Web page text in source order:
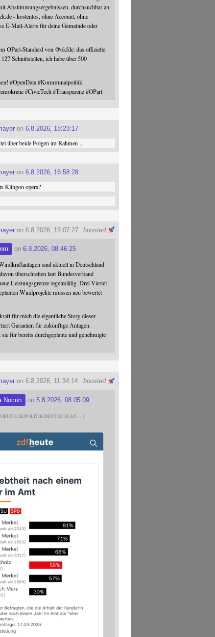
Abstimmungsergebnissen, durchsuchbar an
- kostenlos, ohne Account, ohne
E-Mail-Alerts für deine Gemeinde oder
OParl-Standard von @okfde: das offizielle
Schnittstellen, ich habe über 500
#OpenData #Kommunalpolitik
#CivicTech #Transparenz #OParl
on6.8.2026, 18:23:17
über beide Folgen im Rahmen ...
on6.8.2026, 16:58:28
Klingon opera?
boosted
on 6.8.2026, 15:07:27
on6.8.2026, 08:46:25
sind aktuell in Deutschland
überschreiten laut Bundesverband
Leistungsgrenze regelmäßig. Drei Viertel
Windprojekte müssen neu bewertet
für mich die eigentliche Story dieser
Garantien für zukünftige Anlagen.
für bereits durchgeplante und genehmigte
boosted
on 6.8.2026, 11:34:14
Nocun on5.8.2026, 08:05:09
POLITIK/DEUTSCHLAN